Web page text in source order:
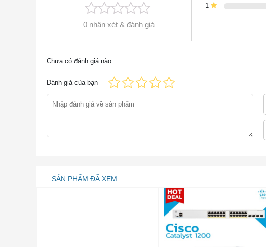
Tích hợp USB 3.0 AUX / bảng điều khiển
Kích thước (Cao x Rộng x Dày)
Thông tin chi tiết sản phẩm
Hình dưới cho thấy mặt trước và mặt sau của C1111-8PWN
0 nhận xét & đánh giá
1
Chưa có đánh giá nào.
Đánh giá của bạn
SẢN PHẨM ĐÃ XEM